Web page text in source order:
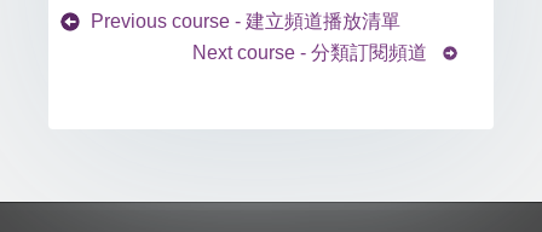
Previous course - 建立頻道播放清單
Next course - 分類訂閱頻道